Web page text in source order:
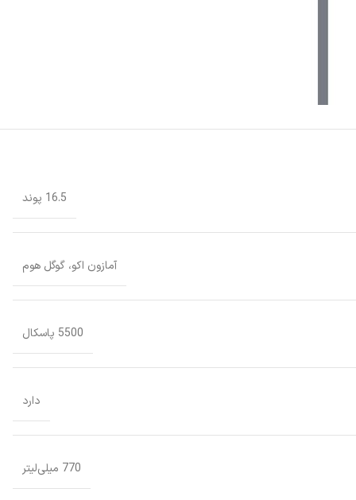
16.5 پوند
آمازون اکو، گوگل هوم
5500 پاسکال
دارد
770 میلی‌لیتر